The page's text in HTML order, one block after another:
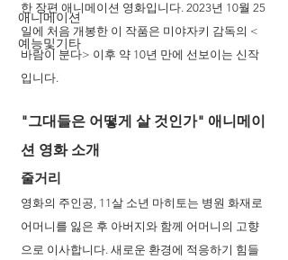
애니메이션
예능및기타
한 장편 애니메이션 영화입니다. 2023년 10월 25
일에 처음 개봉한 이 작품은 미야자키 감독의 <
바람이 분다> 이후 약 10년 만에 선보이는 신작
입니다.
"그대들은 어떻게 살 것인가" 애니메이
션 영화 소개
줄거리
영화의 주인공, 11살 소년 마히토는 병원 화재로
어머니를 잃은 후 아버지와 함께 어머니의 고향
으로 이사합니다. 새로운 환경에 적응하기 힘들